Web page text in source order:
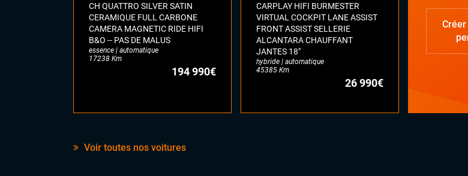
CH QUATTRO SILVER SATIN
CERAMIQUE FULL CARBONE
CAMERA MAGNETIC RIDE HIFI
B&O -- PAS DE MALUS
essence | automatique
17238 Km
194 990€
CARPLAY HIFI BURMESTER
VIRTUAL COCKPIT LANE ASSIST
FRONT ASSIST SELLERIE
ALCANTARA CHAUFFANT
JANTES 18"
hybride | automatique
45385 Km
26 990€
Voir toutes nos voitures